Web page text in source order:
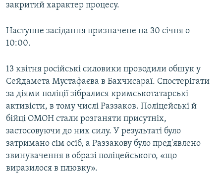
закритий характер процесу.
Наступне засідання призначене на 30 січня о
10:00.
13 квітня російські силовики проводили обшук у
Сейдамета Мустафаєва в Бахчисараї. Спостерігати
за діями поліції зібралися кримськотатарські
активісти, в тому числі Раззаков. Поліцейські й
бійці ОМОН стали розганяти присутніх,
застосовуючи до них силу. У результаті було
затримано сім осіб, а Раззакову було пред'явлено
звинувачення в образі поліцейського, «що
виразилося в плювку».